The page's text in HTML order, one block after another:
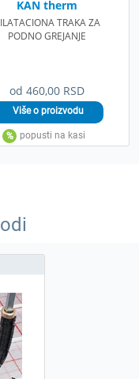
od 460,00 RSD
KAN therm
TRAKA ZA
PODNO GREJANJE